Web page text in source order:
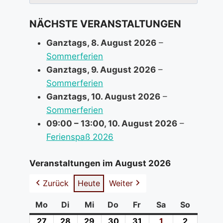
nach:
NÄCHSTE VERANSTALTUNGEN
Ganztags,8. August 2026 –
Sommerferien
Ganztags, 9. August 2026 –
Sommerferien
Ganztags,10. August 2026 –
Sommerferien
09:00 – 13:00,10. August 2026 –
Ferienspaß 2026
Veranstaltungen im August 2026
Zurück
Heute Weiter
MoMontag
Di Dienstag
MiMittwoch
Do Donnerstag
Fr Freitag
SaSamstag
SoSonntag
27
28 29 3030. 31 1 2